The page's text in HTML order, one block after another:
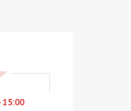
15:00